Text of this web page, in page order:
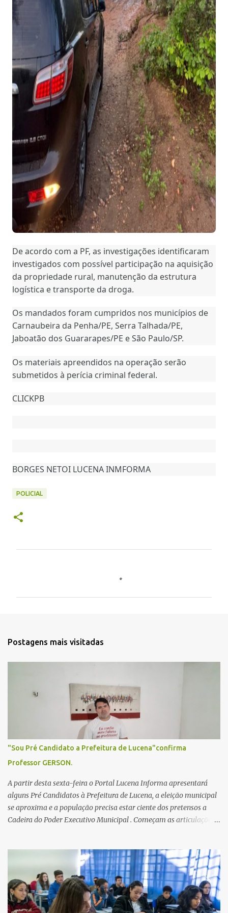
De acordo com a PF, as investigações identificaram
investigados com possível participação na aquisição
da propriedade rural, manutenção da estrutura
logística e transporte da droga.
Os mandados foram cumpridos nos municípios de
Carnaubeira da Penha/PE, Serra Talhada/PE,
Jaboatão dos Guararapes/PE e São Paulo/SP.
Os materiais apreendidos na operação serão
submetidos à perícia criminal federal.
CLICKPB
BORGES NETOI LUCENA INMFORMA
POLICIAL
r
Postagens mais visitadas
"Sou Pré Candidato a Prefeitura de Lucena"confirma
Professor GERSON.
A partir desta sexta-feira o Portal Lucena Informa apresentará
alguns Pré Candidatos à Prefeitura de Lucena, a eleição municipal
se aproxima e a população precisa estar ciente dos pretensos a
Cadeira do Poder Executivo Municipal . Começam as articulações e
Bandeira Valcinete Araújo e Professor Gerson Andrade há
possibilidade de mais nomes aparecer , ficaremos no aguardo para
trazer mais informações. A primeira entrevista foi com o
inimaginável Gerson Andrade ,Professor da Rede Municipal
(efetivo), supervisor, Formado em Pedagogia e Biomedicina pela